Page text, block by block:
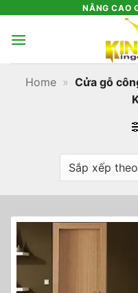
nội
NÂNG CAO
Home » Cửa gỗ